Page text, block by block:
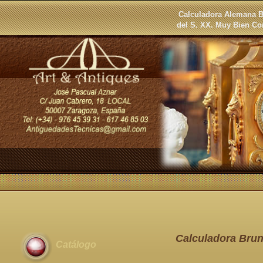
Calculadora Alemana
del S. XX. Muy Bien
Catálogo
Calculadora